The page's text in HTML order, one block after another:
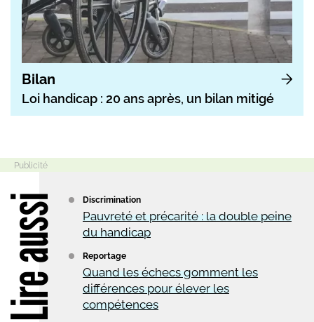
Bilan
Loi handicap : 20 ans après, un bilan mitigé
Discrimination
Pauvreté et précarité : la double peine
du handicap
Reportage
Quand les échecs gomment les
différences pour élever les
compétences